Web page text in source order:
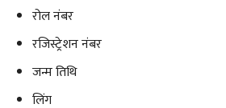
रोल नंबर
रजिस्ट्रेशन नंबर
जन्म तिथि
लिंग